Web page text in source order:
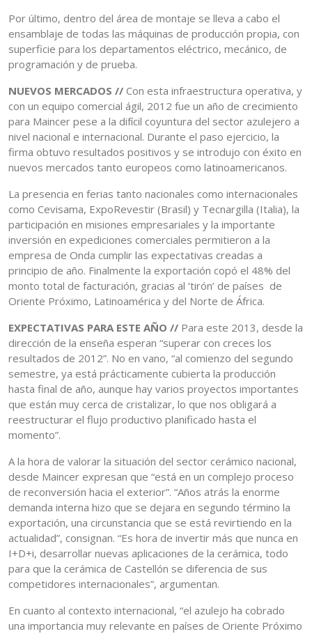
Por último, dentro del área de montaje se lleva a cabo el
ensamblaje de todas las máquinas de producción propia, con
superficie para los departamentos eléctrico, mecánico, de
programación y de prueba.
NUEVOS MERCADOS // Con esta infraestructura operativa, y
con un equipo comercial ágil, 2012 fue un año de crecimiento
para Maincer pese a la difícil coyuntura del sector azulejero a
nivel nacional e internacional. Durante el paso ejercicio, la
firma obtuvo resultados positivos y se introdujo con éxito en
nuevos mercados tanto europeos como latinoamericanos.
La presencia en ferias tanto nacionales como internacionales
como Cevisama, ExpoRevestir (Brasil) y Tecnargilla (Italia), la
participación en misiones empresariales y la importante
inversión en expediciones comerciales permitieron a la
empresa de Onda cumplir las expectativas creadas a
principio de año. Finalmente la exportación copó el 48% del
monto total de facturación, gracias al ‘tirón’ de países de
Oriente Próximo, Latinoamérica y del Norte de África.
EXPECTATIVAS PARA ESTE AÑO // Para este 2013, desde la
dirección de la enseña esperan “superar con creces los
resultados de 2012”. No en vano, “al comienzo del segundo
semestre, ya está prácticamente cubierta la producción
hasta final de año, aunque hay varios proyectos importantes
que están muy cerca de cristalizar, lo que nos obligará a
reestructurar el flujo productivo planificado hasta el
momento”.
A la hora de valorar la situación del sector cerámico nacional,
desde Maincer expresan que “está en un complejo proceso
de reconversión hacia el exterior”. “Años atrás la enorme
demanda interna hizo que se dejara en segundo término la
exportación, una circunstancia que se está revirtiendo en la
actualidad”, consignan. “Es hora de invertir más que nunca en
I+D+i, desarrollar nuevas aplicaciones de la cerámica, todo
para que la cerámica de Castellón se diferencia de sus
competidores internacionales”, argumentan.
En cuanto al contexto internacional, “el azulejo ha cobrado
una importancia muy relevante en países de Oriente Próximo